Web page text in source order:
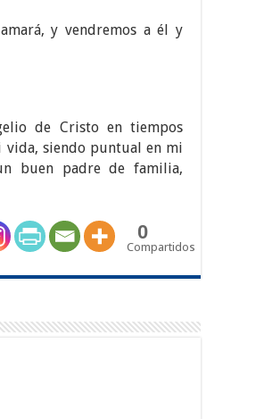
y vendremos a él y
de Cristo en tiempos
vida, siendo puntual en mi
buen padre de familia,
0
Compartidos